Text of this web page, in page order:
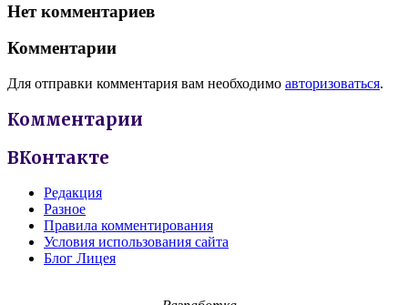
Нет комментариев
Комментарии
Для отправки комментария вам необходимо авторизоваться.
Комментарии
ВКонтакте
Редакция
Разное
Правила комментирования
Условия использования сайта
Блог Лицея